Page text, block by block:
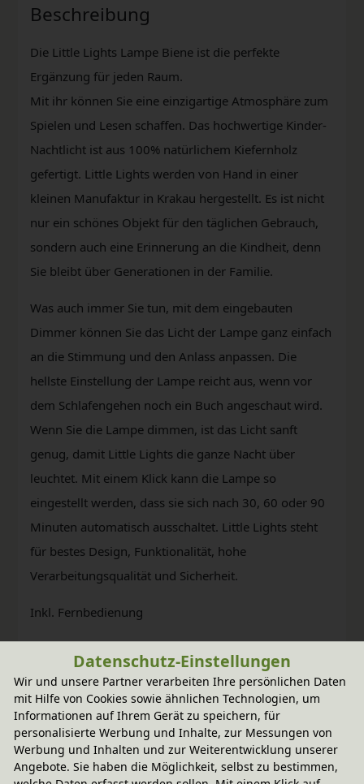
Beschreibung
Die Little Lights Lampe Biene ist die perfekte
Ergänzung für jeden Raum.
Mit ihr können Sie eine einzigartige Atmosphäre zum
Spielen und Lesen schaffen. Das hochwertige Kinder-
Nachtlicht ist aus 100% natürlichem Kiefernholz
gefertigt. Little Lights werden von Hand in einer
kleinen Manufaktur in Krakau hergestellt. Es ist nicht
nur ein schönes Objekt für den täglichen Gebrauch,
sondern auch eine Erinnerung an die Kindheit, denn
Sie bleibt über Generationen in der Familie.
Was auch immer Sie tun, mit dem eingebauten
Dimmer können Sie das Licht der Lampe ganz einfach
an die Stimmung und den Anlass anpassen. Die
hellste Einstellung der Lampe reicht aus, wenn vor
dem Schlafengehen noch ein Buch angeschaut wird.
Wenn Sie die Lampe dimmen, ist das Licht sanft
genug, damit Little Lights die ganze Nacht über
leuchtet. Mit einem Klick kann die Lampe so
eingestellt werden, dass sie sich nach 30, 60 oder 90
Minuten automatisch ausschaltet. Little Lights steht
für bestes Design, Funktionalität, hohe
Verarbeitungsqualität und Sicherheit.
Inkl. Fernbedienung
Datenschutz-Einstellungen
Wir und unsere Partner verarbeiten Ihre persönlichen Daten
mit Hilfe von Cookies sowie ähnlichen Technologien, um
Informationen auf Ihrem Gerät zu speichern, für
personalisierte Werbung und Inhalte, zur Messungen von
Werbung und Inhalten und zur Weiterentwicklung unserer
Angebote. Sie haben die Möglichkeit, selbst zu bestimmen,